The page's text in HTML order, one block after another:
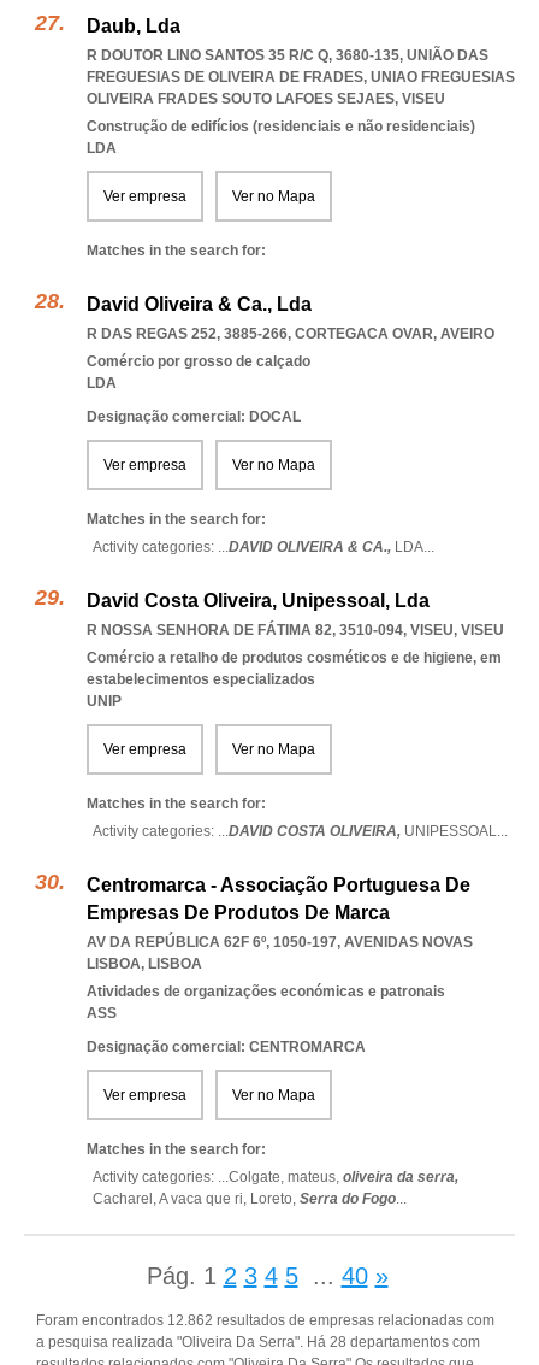
Daub, Lda
R DOUTOR LINO SANTOS 35 R/C Q, 3680-135, UNIÃO DAS
FREGUESIAS DE OLIVEIRA DE FRADES, UNIAO FREGUESIAS
OLIVEIRA FRADES SOUTO LAFOES SEJAES, VISEU
Construção de edifícios (residenciais e não residenciais)
LDA
Ver empresa Ver no Mapa
Matches in the search for:
David Oliveira & Ca., Lda
R DAS REGAS 252, 3885-266, CORTEGACA OVAR, AVEIRO
Comércio por grosso de calçado
LDA
Designação comercial: DOCAL
Ver empresa Ver no Mapa
Matches in the search for:
Activity categories: ...DAVID OLIVEIRA & CA., LDA...
David Costa Oliveira, Unipessoal, Lda
R NOSSA SENHORA DE FÁTIMA 82, 3510-094, VISEU, VISEU
Comércio a retalho de produtos cosméticos e de higiene, em
estabelecimentos especializados
UNIP
Ver empresa Ver no Mapa
Matches in the search for:
Activity categories: ...DAVID COSTA OLIVEIRA, UNIPESSOAL...
Centromarca - Associação Portuguesa De
Empresas De Produtos De Marca
AV DA REPÚBLICA 62F 6º, 1050-197, AVENIDAS NOVAS
LISBOA, LISBOA
Atividades de organizações económicas e patronais
ASS
Designação comercial: CENTROMARCA
Ver empresa Ver no Mapa
Matches in the search for:
Activity categories: ...Colgate, mateus, oliveira da serra,
Cacharel,A vaca que ri, Loreto, Serra do Fogo...
Pág. 1 2 3 4 5 ... 40 »
Foram encontrados 12.862 resultados de empresas relacionadas com
a pesquisa realizada "Oliveira Da Serra". Há 28 departamentos com